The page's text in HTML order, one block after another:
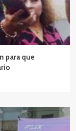
para que